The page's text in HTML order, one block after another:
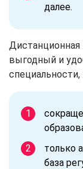
далее.
Дистанционная
выгодный и
только
база